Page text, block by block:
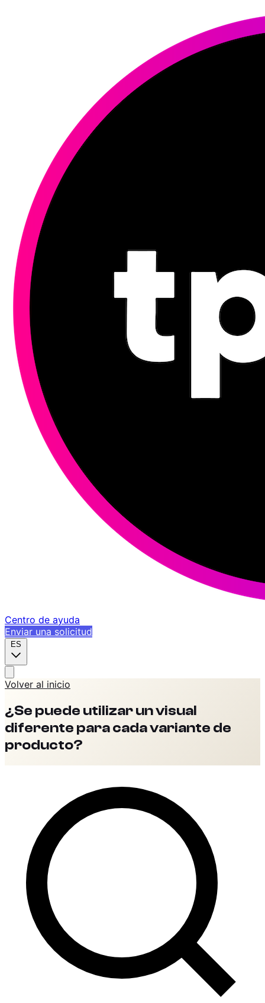
Centro de ayuda
Enviar una solicitud
ES
Volver al inicio
¿Se puede utilizar un visual
diferente para cada variante de
producto?